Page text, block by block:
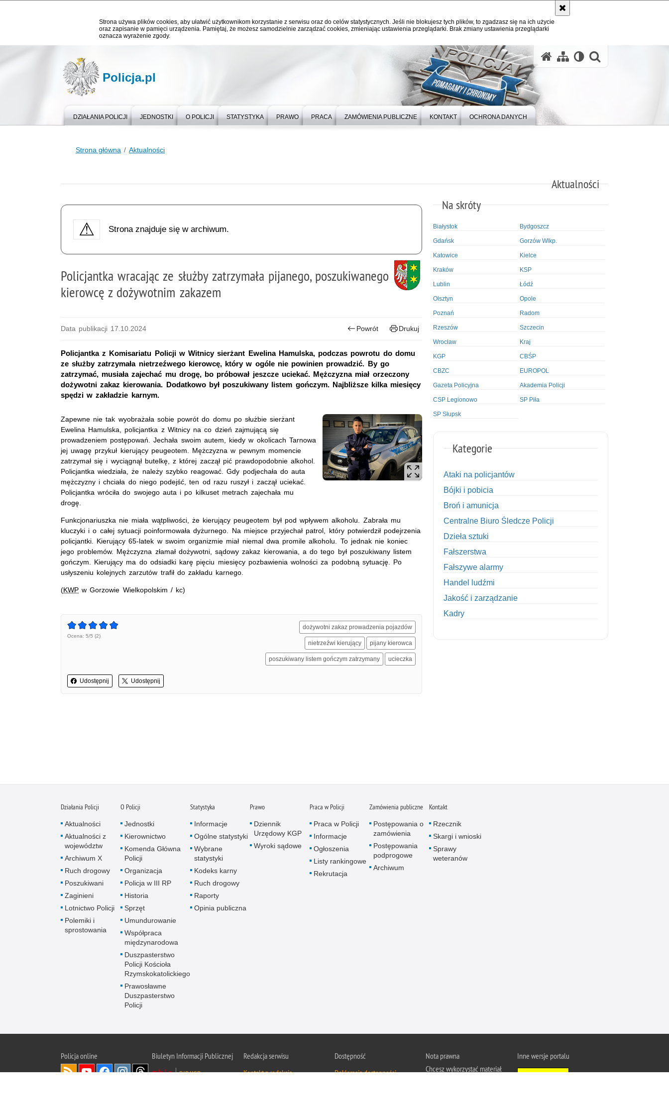
Strona używa plików cookies, aby ułatwić użytkownikom korzystanie z serwisu oraz do celów statystycznych. Jeśli nie blokujesz tych plików, to zgadzasz się na ich użycie
oraz zapisanie w pamięci urządzenia. Pamiętaj, że możesz samodzielnie zarządzać cookies, zmieniając ustawienia przeglądarki. Brak zmiany ustawienia przeglądarki
oznacza wyrażenie zgody.
Policja.pl
DZIAŁANIA POLICJI JEDNOSTKI O POLICJI STATYSTYKA PRAWO PRACA ZAMÓWIENIA PUBLICZNE KONTAKT OCHRONA DANYCH
Strona główna Aktualności
Aktualności
Strona znajduje się w archiwum.
Policjantka wracając ze służby zatrzymała pijanego, poszukiwanego
kierowcę z dożywotnim zakazem
Data publikacji 17.10.2024 Powrót Drukuj
Policjantka z Komisariatu Policji w Witnicy sierżant Ewelina Hamulska, podczas powrotu do domu
ze służby zatrzymała nietrzeźwego kierowcę, który w ogóle nie powinien prowadzić. By go
zatrzymać, musiała zajechać mu drogę, bo próbował jeszcze uciekać. Mężczyzna miał orzeczony
dożywotni zakaz kierowania. Dodatkowo był poszukiwany listem gończym. Najbliższe kilka miesięcy
spędzi w zakładzie karnym.
Zapewne nie tak wyobrażała sobie powrót do domu po służbie sierżant
Ewelina Hamulska, policjantka z Witnicy na co dzień zajmującą się
prowadzeniem postępowań. Jechała swoim autem, kiedy w okolicach Tarnowa
jej uwagę przykuł kierujący peugeotem. Mężczyzna w pewnym momencie
zatrzymał się i wyciągnął butelkę, z której zaczął pić prawdopodobnie alkohol.
Policjantka wiedziała, że należy szybko reagować. Gdy podjechała do auta
mężczyzny i chciała do niego podejść, ten od razu ruszył i zaczął uciekać.
Policjantka wróciła do swojego auta i po kilkuset metrach zajechała mu
drogę.
Funkcjonariuszka nie miała wątpliwości, że kierujący peugeotem był pod wpływem alkoholu. Zabrała mu
kluczyki i o całej sytuacji poinformowała dyżurnego. Na miejsce przyjechał patrol, który potwierdził podejrzenia
policjantki. Kierujący 65-latek w swoim organizmie miał niemal dwa promile alkoholu. To jednak nie koniec
jego problemów. Mężczyzna złamał dożywotni, sądowy zakaz kierowania, a do tego był poszukiwany listem
gończym. Kierujący ma do odsiadki karę pięciu miesięcy pozbawienia wolności za podobną sytuację. Po
usłyszeniu kolejnych zarzutów trafił do zakładu karnego.
(KWP w Gorzowie Wielkopolskim / kc)
Ocena: 5/5 (2)
Udostępnij Udostępnij
dożywotni zakaz prowadzenia pojazdów
nietrzeźwi kierujący pijany kierowca
poszukiwany listem gończym zatrzymany ucieczka
Na skróty
Białystok Bydgoszcz
Gdańsk Gorzów Wlkp.
Katowice Kielce
Kraków KSP
Lublin Łódź
Olsztyn Opole
Poznań Radom
Rzeszów Szczecin
Wrocław Kraj
KGP CBŚP
CBZC EUROPOL
Gazeta Policyjna Akademia Policji
CSP Legionowo SP Piła
SP Słupsk
Kategorie
Ataki na policjantów
Bójki i pobicia
Broń i amunicja
Centralne Biuro Śledcze Policji
Dzieła sztuki
Fałszerstwa
Fałszywe alarmy
Handel ludźmi
Jakość i zarządzanie
Kadry
Niszczenie mienia
Porwania
Działania Policji
Aktualności
Aktualności z
województw
Archiwum X
Ruch drogowy
Poszukiwani
Zaginieni
Lotnictwo Policji
Polemiki i
sprostowania
O Policji
Jednostki
Kierownictwo
Komenda Główna
Policji
Organizacja
Policja w III RP
Historia
Sprzęt
Umundurowanie
Współpraca
międzynarodowa
Duszpasterstwo
Policji Kościoła
Rzymskokatolickiego
Prawosławne
Duszpasterstwo
Policji
Statystyka
Informacje
Ogólne statystyki
Wybrane
statystyki
Kodeks karny
Ruch drogowy
Raporty
Opinia publiczna
Prawo
Dziennik
Urzędowy KGP
Wyroki sądowe
Praca w Policji
Praca w Policji
Informacje
Ogłoszenia
Listy rankingowe
Rekrutacja
Zamówienia publiczne
Postępowania o
zamówienia
Postępowania
podprogowe
Archiwum
Kontakt
Rzecznik
Skargi i wnioski
Sprawy
weteranów
Policjaonline
Biuletyn Informacji Publicznej
BIP KGP
Redakcja serwisu
Kontakt z redakcją
Dostępność
Deklaracja dostępności
Nota prawna
Chcesz wykorzystać materiał
Inne wersje portalu
Wersja tekstowa